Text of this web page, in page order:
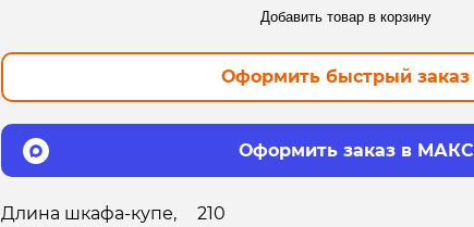
Добавить товар в корзину
Оформить быстрый заказ
Оформить заказ в МАКС
Длина шкафа-купе,
210